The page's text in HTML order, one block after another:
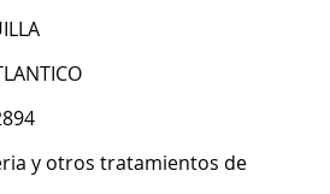
y otros tratamientos de